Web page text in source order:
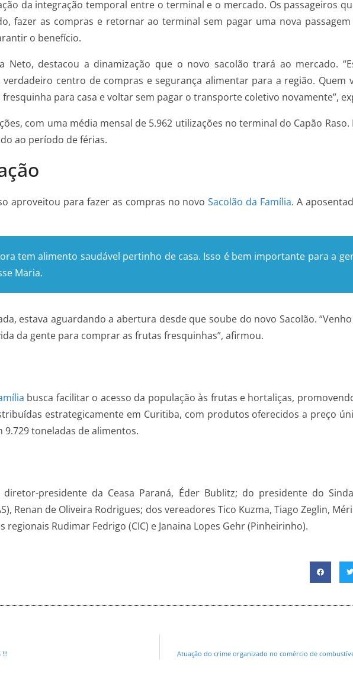
da integração temporal entre o terminal e o mercado. Os passageiros
fazer as compras e retornar ao terminal sem pagar uma nova
o benefício.
Neto, destacou a dinamização que o novo sacolão trará ao mercado.
centro de compras e segurança alimentar para a região.
para casa e voltar sem pagar o transporte coletivo novamente”,
com uma média mensal de 5.962 utilizações no terminal do Capão
ao período de férias.
aproveitou para fazer as compras no novoSacolão da Família. A
tem alimento saudável pertinho de casa. Isso é bem importante para a
Maria.
estava aguardando a abertura desde que soube do novo Sacolão.
da gente para comprar as frutas fresquinhas”, afirmou.
busca facilitar o acesso da população às frutas e hortaliças,
estrategicamente em Curitiba, com produtos oferecidos a preço
toneladas de alimentos.
presidente da Ceasa Paraná, Éder Bublitz; do presidente do
Renan de Oliveira Rodrigues; dos vereadores Tico Kuzma, Tiago Zeglin,
Rudimar Fedrigo (CIC) e Janaina Lopes Gehr (Pinheirinho).
!!! Atuação do crime organizado no comércio de